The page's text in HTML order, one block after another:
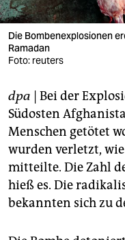
verlag
veranstaltungen
shop
fragen & hilfe
unterstützen
abo
genossenschaft
epaper login
Die Bombenexplosionen
Ramadan
Foto: reuters
dpa | Bei der
Südosten
Menschen getötet
wurden verletzt,
mitteilte. Die Zahl
hieß es. Die
bekannten sich zu